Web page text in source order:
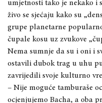
umjetnosti tako je nekako i
živo se sjećaju kako su
grupe planetarne
čupale kosu uz zvukove
Nema sumnje da su i oni i
ostavili dubok trag u uhu
zavrijedili svoje kulturno
– Nije moguće tamburaše
ocjenjujemo Bacha, a oba